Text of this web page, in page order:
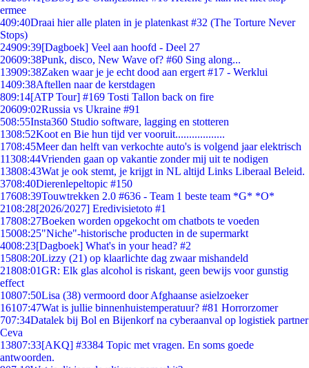
ermee
409:40Draai hier alle platen in je platenkast #32 (The Torture Never
Stops)
24909:39[Dagboek] Veel aan hoofd - Deel 27
20609:38Punk, disco, New Wave of? #60 Sing along...
13909:38Zaken waar je je echt dood aan ergert #17 - Werklui
1409:38Aftellen naar de kerstdagen
809:14[ATP Tour] #169 Tosti Tallon back on fire
20609:02Russia vs Ukraine #91
508:55Insta360 Studio software, lagging en stotteren
1308:52Koot en Bie hun tijd ver vooruit..................
1708:45Meer dan helft van verkochte auto's is volgend jaar elektrisch
11308:44Vrienden gaan op vakantie zonder mij uit te nodigen
13808:43Wat je ook stemt, je krijgt in NL altijd Links Liberaal Beleid.
3708:40Dierenlepeltopic #150
17608:39Touwtrekken 2.0 #636 - Team 1 beste team *G* *O*
2108:28[2026/2027] Eredivisietoto #1
17808:27Boeken worden opgekocht om chatbots te voeden
15008:25"Niche"-historische producten in de supermarkt
4008:23[Dagboek] What's in your head? #2
15808:20Lizzy (21) op klaarlichte dag zwaar mishandeld
21808:01GR: Elk glas alcohol is riskant, geen bewijs voor gunstig
effect
10807:50Lisa (38) vermoord door Afghaanse asielzoeker
16107:47Wat is jullie binnenhuistemperatuur? #81 Horrorzomer
707:34Datalek bij Bol en Bijenkorf na cyberaanval op logistiek partner
Ceva
13807:33[AKQ] #3384 Topic met vragen. En soms goede
antwoorden.